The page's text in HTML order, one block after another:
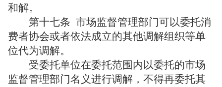
和解。
第十七条 市场监督管理部门可以委托消
费者协会或者依法成立的其他调解组织等单
位代为调解。
受委托单位在委托范围内以委托的市场
监督管理部门名义进行调解，不得再委托其